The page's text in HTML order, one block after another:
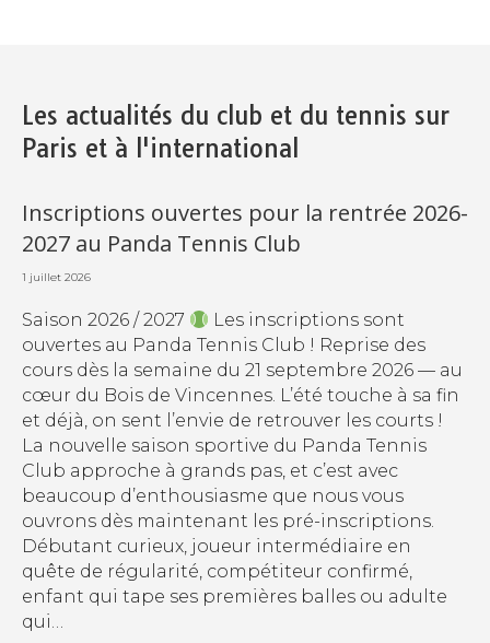
Les actualités du club et du tennis sur
Paris et à l'international
Inscriptions ouvertes pour la rentrée 2026-
2027 au Panda Tennis Club
1 juillet 2026
Saison 2026 / 2027
Les inscriptions sont
ouvertes au Panda Tennis Club ! Reprise des
cours dès la semaine du 21 septembre 2026 — au
cœur du Bois de Vincennes. L’été touche à sa fin
et déjà, on sent l’envie de retrouver les courts !
La nouvelle saison sportive du Panda Tennis
Club approche à grands pas, et c’est avec
beaucoup d’enthousiasme que nous vous
ouvrons dès maintenant les pré-inscriptions.
Débutant curieux, joueur intermédiaire en
quête de régularité, compétiteur confirmé,
enfant qui tape ses premières balles ou adulte
qui…